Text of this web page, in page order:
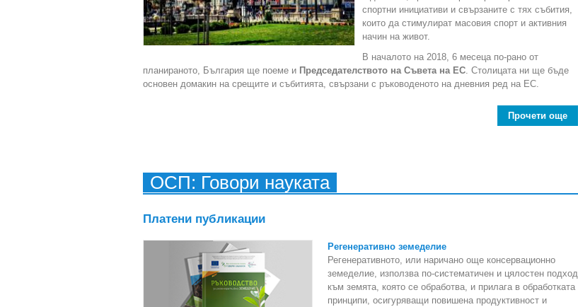
спортни инициативи и свързаните с тях събития,
които да стимулират масовия спорт и активния
начин на живот.
В началото на 2018, 6 месеца по-рано от
планираното, България ще поеме и Председателството на Съвета на ЕС . Столицата ни ще бъде
основен домакин на срещите и събитията, свързани с ръководеното на дневния ред на ЕС.
Прочети още
ОСП: Говори науката
Платени публикации
Регенеративно земеделие
Регенеративното, или наричано още консервационно
земеделие, използва по-систематичен и цялостен подход
към земята, която се обработва, и прилага в обработката
принципи, осигуряващи повишена продуктивност и